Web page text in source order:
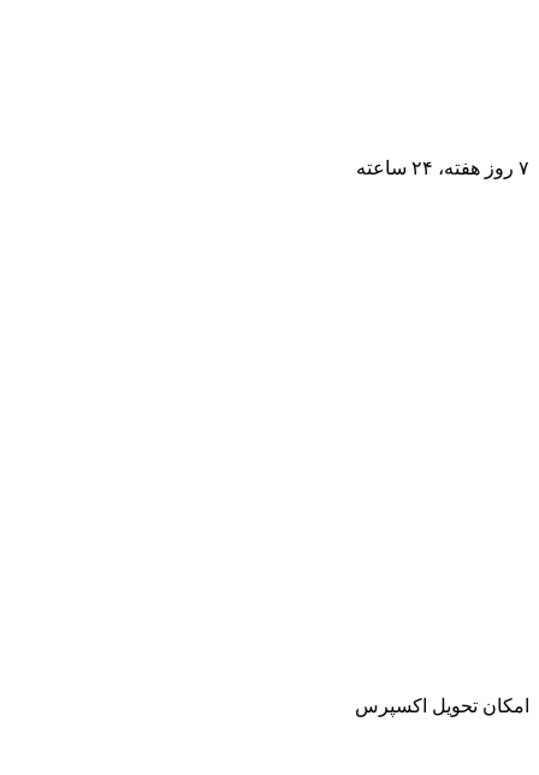
۷ روز ﻫﻔﺘﻪ، ۲۴ ﺳﺎﻋﺘﻪ
اﻣﮑﺎن ﺗﺤﻮﯾﻞ اﮐﺴﭙﺮس